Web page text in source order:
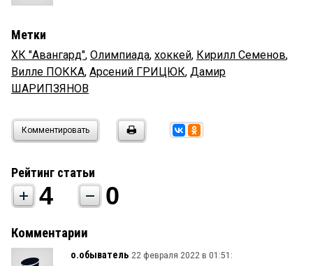
Метки
ХК "Авангард", Олимпиада, хоккей, Кирилл Семенов,
Вилле ПОККА, Арсений ГРИЦЮК, Дамир
ШАРИПЗЯНОВ
Комментировать
Рейтинг статьи
4 0
Комментарии
о.обыватель 22 февраля 2022 в 01:51: